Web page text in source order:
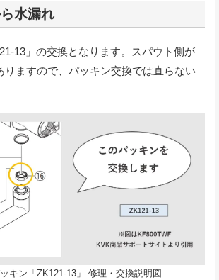
水漏れ
13」の交換となります。スパウト側が
りますので、パッキン交換では直らない
キン「ZK121-13」 修理・交換説明図